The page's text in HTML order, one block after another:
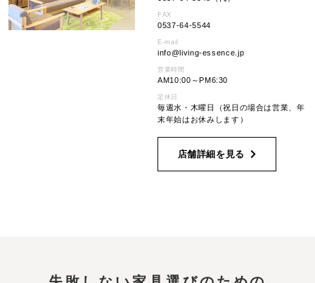
FAX
0537-64-5544
E-mail
info living-essence.jp
営業時間
AM10:00～PM6:30
定休日
毎週水・木曜日（祝日の場合は営業、年
末年始はお休みします）
店舗詳細を見る